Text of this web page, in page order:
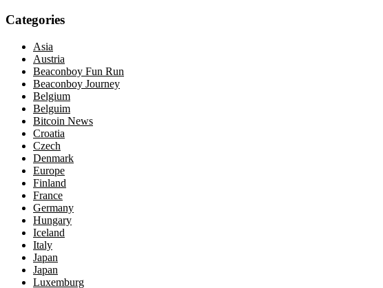
Categories
Asia
Austria
Beaconboy Fun Run
Beaconboy Journey
Belgium
Belguim
Bitcoin News
Croatia
Czech
Denmark
Europe
Finland
France
Germany
Hungary
Iceland
Italy
Japan
Japan
Luxemburg